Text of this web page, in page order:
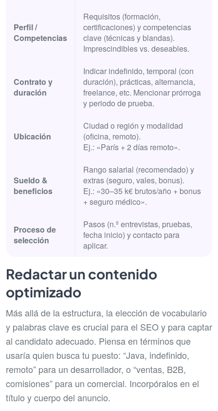
Perfil /
Competencias
Requisitos (formación,
certificaciones) y competencias
clave (técnicas y blandas).
Imprescindibles vs. deseables.
Contrato y
duración
Indicar indefinido, temporal (con
duración), prácticas, alternancia,
freelance, etc. Mencionar prórroga
y periodo de prueba.
Ubicación
Ciudad o región y modalidad
(oficina, remoto).
Ej.: «París + 2 días remoto».
Sueldo &
beneficios
Rango salarial (recomendado) y
extras (seguro, vales, bonus).
Ej.: «30–35 k€ brutos/año + bonus
+ seguro médico».
Proceso de
selección
Pasos (n.º entrevistas, pruebas,
fecha inicio) y contacto para
aplicar.
Redactar un contenido
optimizado
Más allá de la estructura, la elección de vocabulario
y palabras clave es crucial para el SEO y para captar
al candidato adecuado. Piensa en términos que
usaría quien busca tu puesto: “Java, indefinido,
remoto” para un desarrollador, o “ventas, B2B,
comisiones” para un comercial. Incorpóralos en el
título y cuerpo del anuncio.